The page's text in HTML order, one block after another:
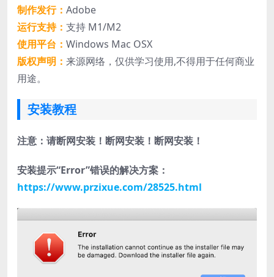
制作发行： Adobe
运行支持： 支持 M1/M2
使用平台： Windows Mac OSX
版权声明： 来源网络，仅供学习使用,不得用于任何商业
用途。
安装教程
注意：请断网安装！断网安装！断网安装！
安装提示“Error”错误的解决方案：
https://www.przixue.com/28525.html